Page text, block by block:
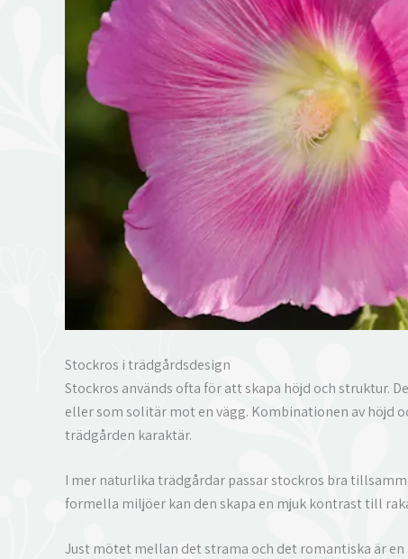
Stockros i trädgårdsdesign
Stockros används ofta för att skapa höjd och struktur.
eller som solitär mot en vägg. Kombinationen av höjd
trädgården karaktär.
I mer naturlika trädgårdar passar stockros bra
formella miljöer kan den skapa en mjuk kontrast till
Just mötet mellan det strama och det romantiska är